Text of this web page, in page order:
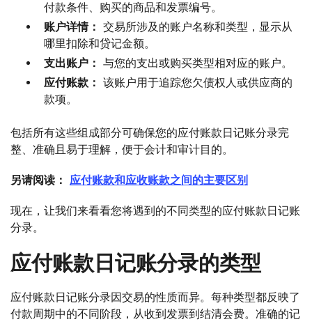
付款条件、购买的商品和发票编号。
账户详情： 交易所涉及的账户名称和类型，显示从
哪里扣除和贷记金额。
支出账户： 与您的支出或购买类型相对应的账户。
应付账款： 该账户用于追踪您欠债权人或供应商的
款项。
包括所有这些组成部分可确保您的应付账款日记账分录完
整、准确且易于理解，便于会计和审计目的。
另请阅读： 应付账款和应收账款之间的主要区别
现在，让我们来看看您将遇到的不同类型的应付账款日记账
分录。
应付账款日记账分录的类型
应付账款日记账分录因交易的性质而异。每种类型都反映了
付款周期中的不同阶段，从收到发票到结清会费。准确的记